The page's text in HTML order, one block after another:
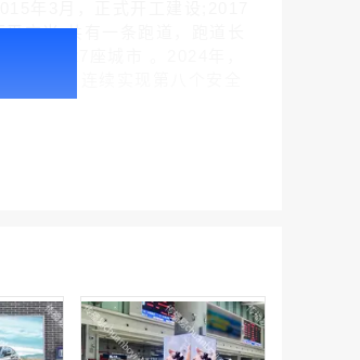
方米;共有一条跑道，跑道长
通航27座城市 。2024年，